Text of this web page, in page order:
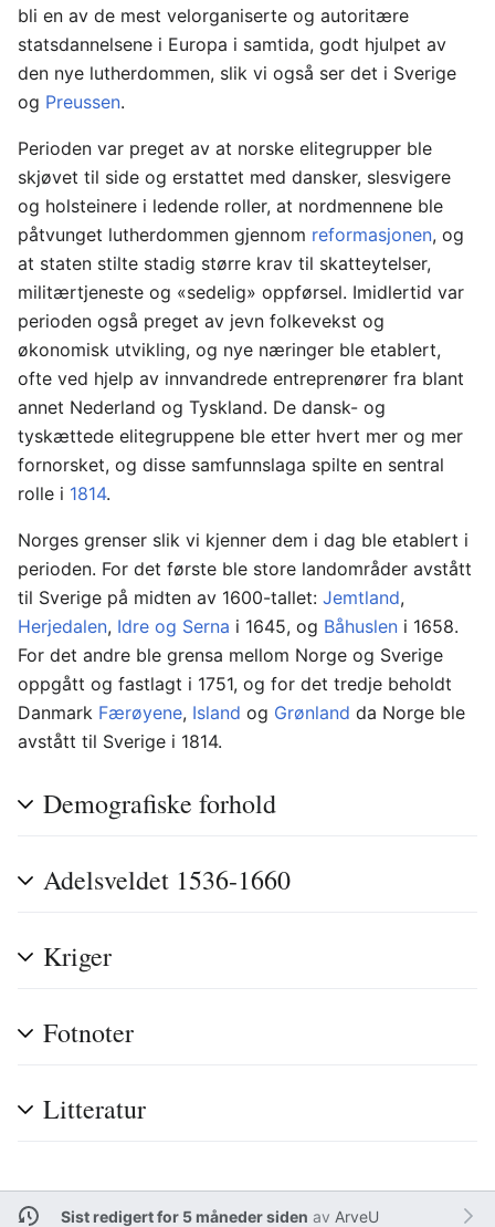
bli en av de mest velorganiserte og autoritære
statsdannelsene i Europa i samtida, godt hjulpet av
den nye lutherdommen, slik vi også ser det i Sverige
og Preussen.
Perioden var preget av at norske elitegrupper ble
skjøvet til side og erstattet med dansker, slesvigere
og holsteinere i ledende roller, at nordmennene ble
påtvunget lutherdommen gjennom reformasjonen, og
at staten stilte stadig større krav til skatteytelser,
militærtjeneste og «sedelig» oppførsel. Imidlertid var
perioden også preget av jevn folkevekst og
økonomisk utvikling, og nye næringer ble etablert,
ofte ved hjelp av innvandrede entreprenører fra blant
annet Nederland og Tyskland. De dansk- og
tyskættede elitegruppene ble etter hvert mer og mer
fornorsket, og disse samfunnslaga spilte en sentral
rolle i 1814.
Norges grenser slik vi kjenner dem i dag ble etablert i
perioden. For det første ble store landområder avstått
til Sverige på midten av 1600-tallet: Jemtland,
Herjedalen, Idre og Serna i 1645, og Båhuslen i 1658.
For det andre ble grensa mellom Norge og Sverige
oppgått og fastlagt i 1751, og for det tredje beholdt
Danmark Færøyene, Island og Grønland da Norge ble
avstått til Sverige i 1814.
Demografiske forhold
Adelsveldet 1536-1660
Kriger
Fotnoter
Litteratur
Sist redigert for 5 måneder siden av ArveU